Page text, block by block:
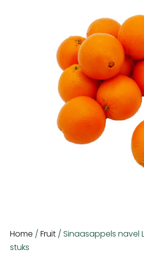
Home / Fruit / Sinaasappels navel
stuks